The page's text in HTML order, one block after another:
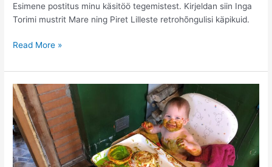
Esimene postitus minu käsitöö tegemistest. Kirjeldan siin Inga
Torimi mustrit Mare ning Piret Lilleste retrohõngulisi käpikuid.
Käsitöö:
asjad
iseendale
Read More »